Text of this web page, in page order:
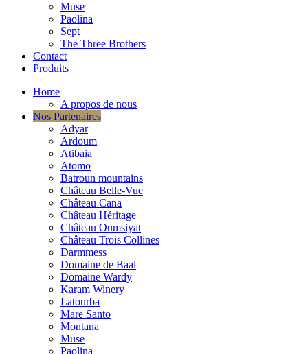
Muse
Paolina
Sept
The Three Brothers
Contact
Produits
Home
A propos de nous
Nos Partenaires
Adyar
Ardoum
Atibaia
Atomo
Batroun mountains
Château Belle-Vue
Château Cana
Château Héritage
Château Oumsiyat
Château Trois Collines
Darmmess
Domaine de Baal
Domaine Wardy
Karam Winery
Latourba
Mare Santo
Montana
Muse
Paolina